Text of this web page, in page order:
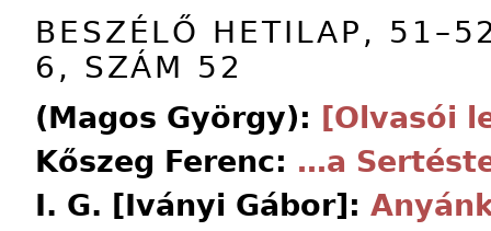
BESZÉLŐ HETILAP,
6, SZÁM 52
(Magos György): [Olvasói
Kőszeg Ferenc: …a
I. G. [Iványi Gábor]: